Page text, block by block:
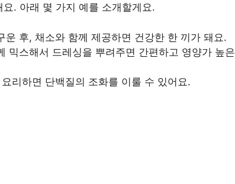
. 아래 몇 가지 예를 소개할게요.
운 후, 채소와 함께 제공하면 건강한 한 끼가 돼요.
믹스해서 드레싱을 뿌려주면 간편하고 영양가 높은
리하면 단백질의 조화를 이룰 수 있어요.